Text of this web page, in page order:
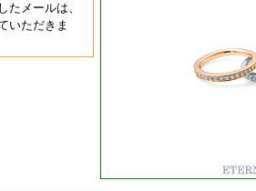
たメールは、
いただきま